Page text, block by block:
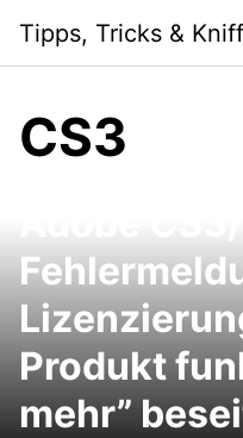
content
Tipps, Tricks &
CS3
Produkt
mehr”